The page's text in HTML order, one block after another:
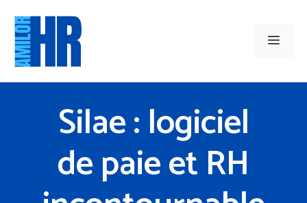
contenu
Menu
Silae : logiciel
de paie et RH